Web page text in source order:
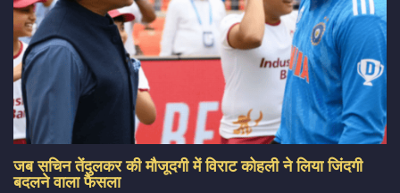
जब सचिन तेंदुलकर की मौजूदगी में विराट कोहली ने लिया जिंदगी
बदलने वाला फैसला